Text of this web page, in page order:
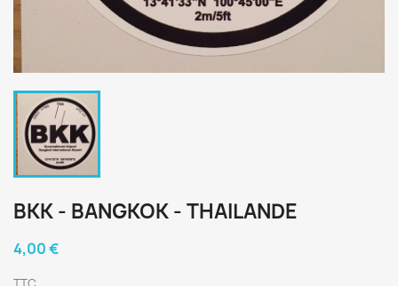
BKK - BANGKOK - THAILANDE
4,00 €